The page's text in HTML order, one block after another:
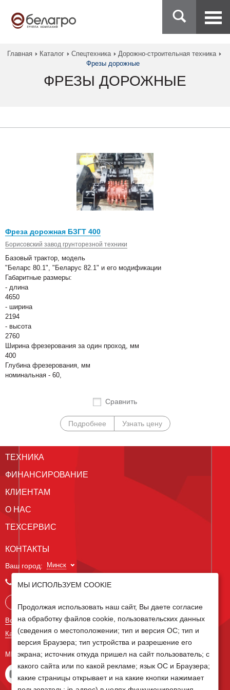
Главная Каталог Спецтехника
Дорожно-строительная техника
Фрезы дорожные
ФРЕЗЫ ДОРОЖНЫЕ
Фреза дорожная БЗГТ 400
Борисовский завод грунторезной техники
Базовый трактор, модель
"Беларс 80.1", "Беларус 82.1" и его модификации
Габаритные размеры:
- длина
4650
- ширина
2194
- высота
2760
Ширина фрезерования за один проход, мм
400
Глубина фрезерования, мм
номинальная - 60,
Сравнить
Подробнее Узнать цену
ТЕХНИКА
ФИНАНСИРОВАНИЕ
КЛИЕНТАМ
О НАС
ТЕХСЕРВИС
КОНТАКТЫ
Ваш город: Минск
+375 29 238 97 34
Все контакты
Карта сайта
МЫ В СОЦ СЕТЯХ
МЫ ИСПОЛЬЗУЕМ COOKIE
Продолжая использовать наш сайт, Вы даете согласие
на обработку файлов cookie, пользовательских данных
(сведения о местоположении; тип и версия ОС; тип и
версия Браузера; тип устройства и разрешение его
экрана; источник откуда пришел на сайт пользователь; с
какого сайта или по какой рекламе; язык ОС и Браузера;
какие страницы открывает и на какие кнопки нажимает